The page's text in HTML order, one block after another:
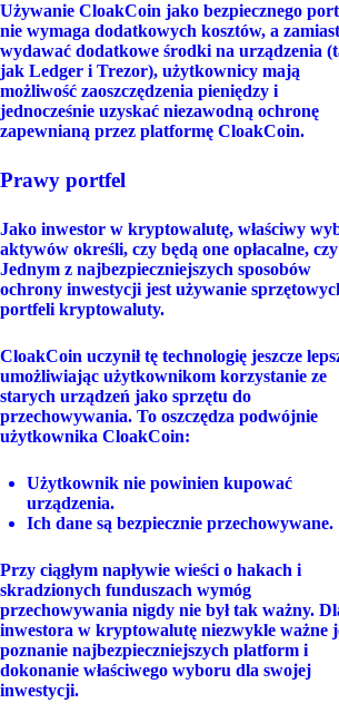
Używanie CloakCoin jako bezpiecznego
nie wymaga dodatkowych kosztów, a zamiast
wydawać dodatkowe środki na urządzenia
jak Ledger i Trezor), użytkownicy mają
możliwość zaoszczędzenia pieniędzy i
jednocześnie uzyskać niezawodną ochronę
zapewnianą przez platformę CloakCoin.
Prawy portfel
Jako inwestor w kryptowalutę, właściwy
aktywów określi, czy będą one opłacalne,
Jednym z najbezpieczniejszych sposobów
ochrony inwestycji jest używanie
portfeli kryptowaluty.
CloakCoin uczynił tę technologię jeszcze
umożliwiając użytkownikom korzystanie ze
starych urządzeń jako sprzętu do
przechowywania. To oszczędza podwójnie
użytkownika CloakCoin:
Użytkownik nie powinien kupować
urządzenia.
Ich dane są bezpiecznie przechowywane.
Przy ciągłym napływie wieści o hakach i
skradzionych funduszach wymóg
przechowywania nigdy nie był tak ważny.
inwestora w kryptowalutę niezwykle ważne
poznanie najbezpieczniejszych platform i
dokonanie właściwego wyboru dla swojej
inwestycji.